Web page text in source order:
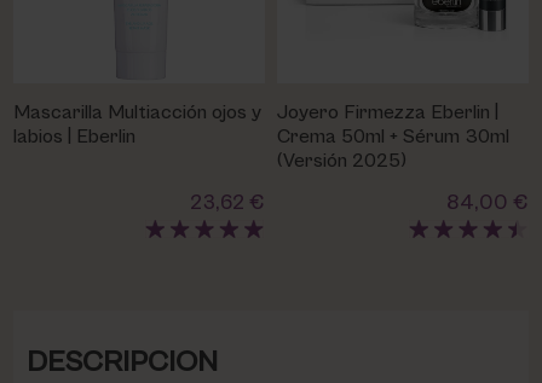
Mascarilla Multiacción ojos y
labios | Eberlin
23,62 €
Joyero Firmezza Eberlin |
Crema 50ml + Sérum 30ml
(Versión 2025)
84,00 €
DESCRIPCION